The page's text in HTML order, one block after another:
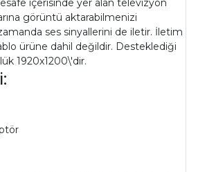
içerisinde yer alan televizyon
görüntü aktarabilmenizi
ses sinyallerini de iletir. İletim
ürüne dahil değildir. Desteklediği
1920x1200\'dir.